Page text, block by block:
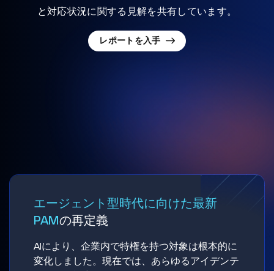
と対応状況に関する見解を共有しています。
レポートを入手
エージェント型時代に向けた最新
PAMの再定義
AIにより、企業内で特権を持つ対象は根本的に
変化しました。現在では、あらゆるアイデンテ